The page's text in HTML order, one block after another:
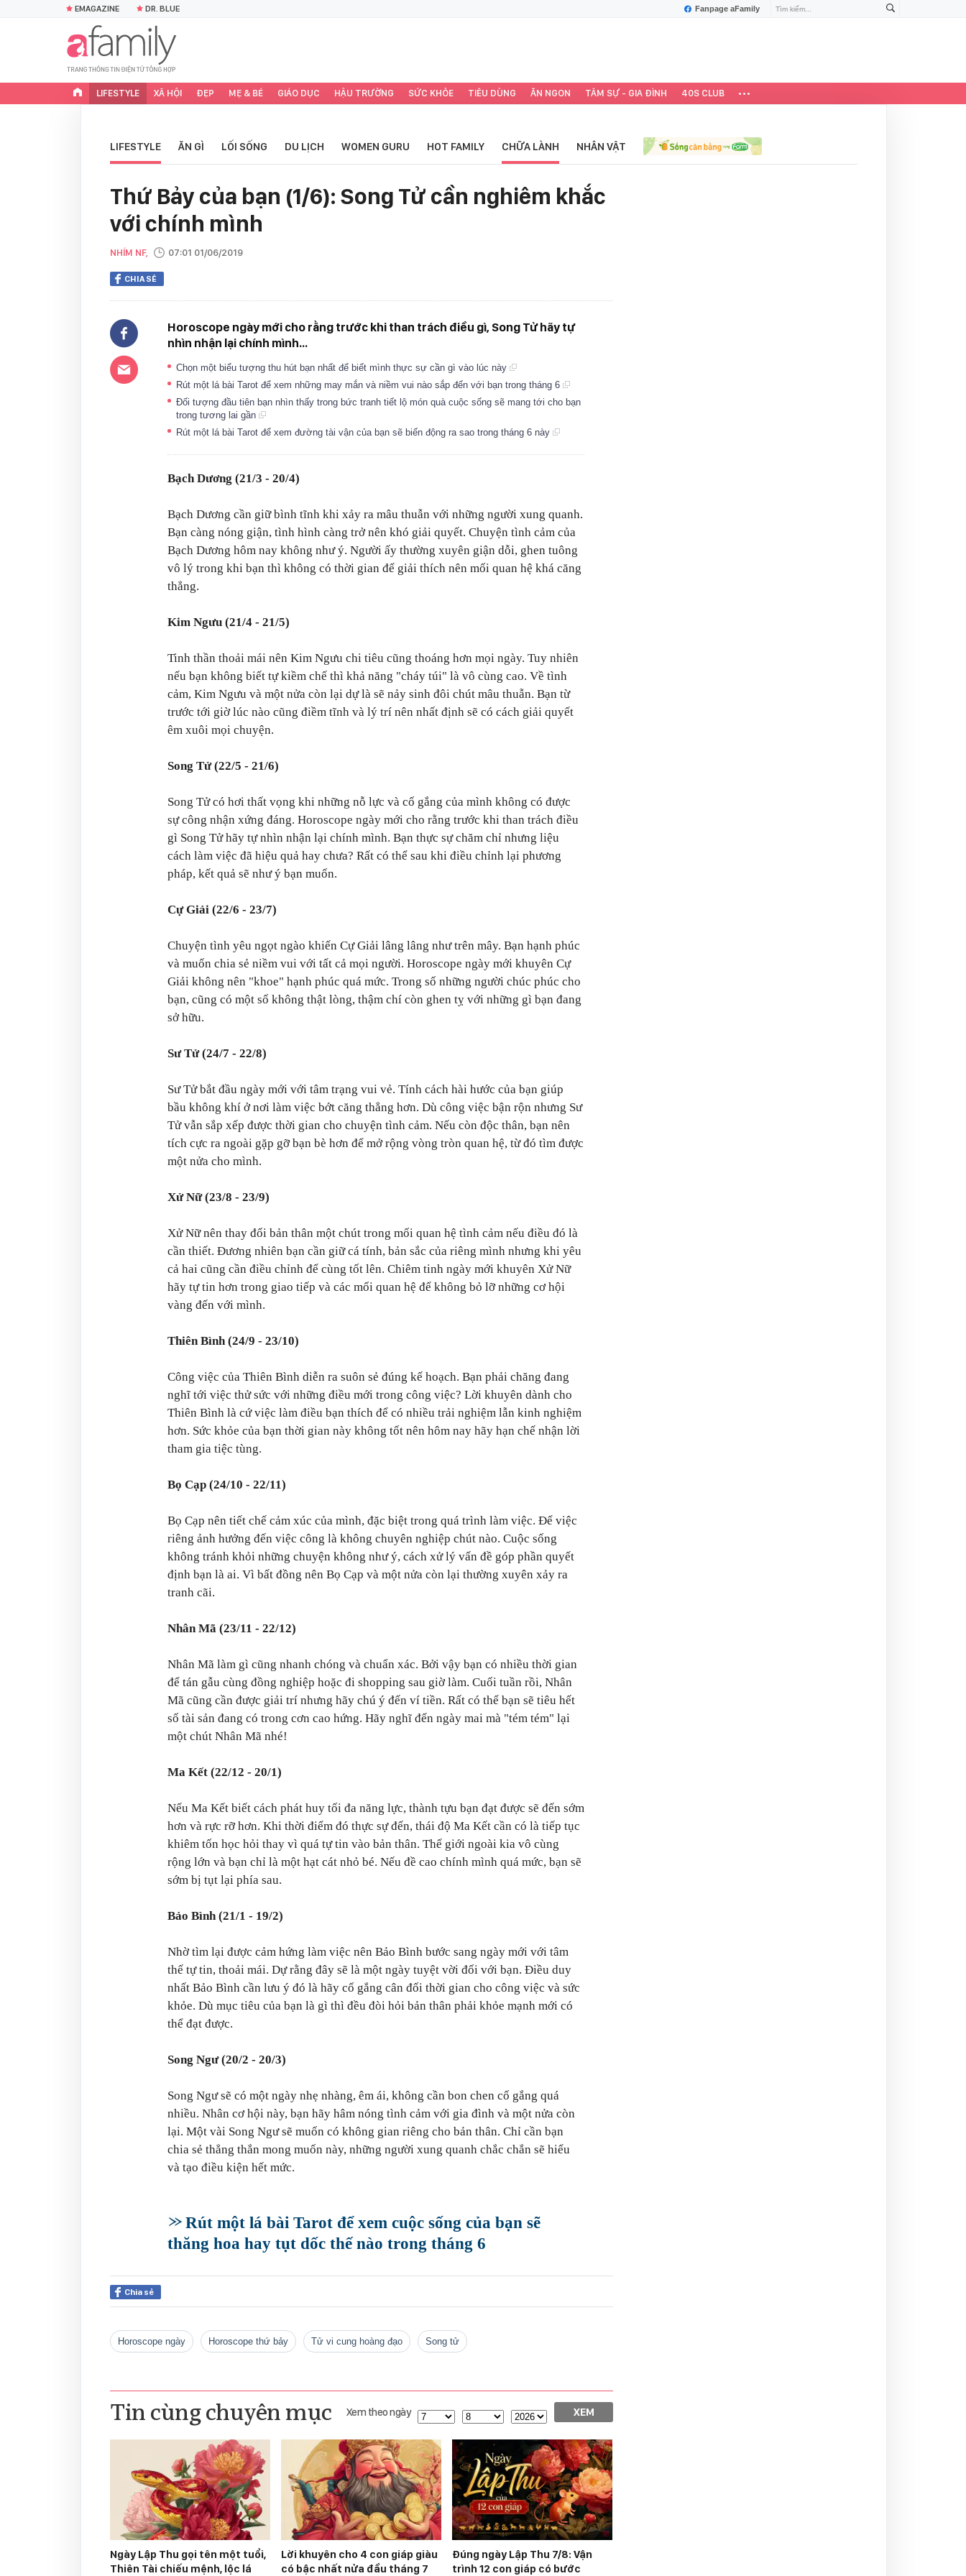
Fanpage aFamily
EMAGAZINE DR. BLUE
LIFESTYLE XÃ HỘI ĐẸP MẸ & BÉ GIÁO DỤC HẬU TRƯỜNG SỨC KHỎE TIÊU DÙNG ĂN NGON TÂM SỰ - GIA ĐÌNH 40S CLUB
LIFESTYLE ĂN GÌ LỐI SỐNG DU LỊCH WOMEN GURU HOT FAMILY CHỮA LÀNH NHÂN VẬT
Thứ Bảy của bạn (1/6): Song Tử cần nghiêm khắc
với chính mình
NHÍM NF, 07:01 01/06/2019
CHIA SẺ
Horoscope ngày mới cho rằng trước khi than trách điều gì, Song Tử hãy tự
nhìn nhận lại chính mình...
Chọn một biểu tượng thu hút bạn nhất để biết mình thực sự cần gì vào lúc này
Rút một lá bài Tarot để xem những may mắn và niềm vui nào sắp đến với bạn trong tháng 6
Đối tượng đầu tiên bạn nhìn thấy trong bức tranh tiết lộ món quà cuộc sống sẽ mang tới cho bạn
trong tương lai gần
Rút một lá bài Tarot để xem đường tài vận của bạn sẽ biến động ra sao trong tháng 6 này
Bạch Dương (21/3 - 20/4)
Bạch Dương cần giữ bình tĩnh khi xảy ra mâu thuẫn với những người xung quanh.
Bạn càng nóng giận, tình hình càng trở nên khó giải quyết. Chuyện tình cảm của
Bạch Dương hôm nay không như ý. Người ấy thường xuyên giận dỗi, ghen tuông
vô lý trong khi bạn thì không có thời gian để giải thích nên mối quan hệ khá căng
thẳng.
Kim Ngưu (21/4 - 21/5)
Tinh thần thoải mái nên Kim Ngưu chi tiêu cũng thoáng hơn mọi ngày. Tuy nhiên
nếu bạn không biết tự kiềm chế thì khả năng "cháy túi" là vô cùng cao. Về tình
cảm, Kim Ngưu và một nửa còn lại dự là sẽ nảy sinh đôi chút mâu thuẫn. Bạn từ
trước tới giờ lúc nào cũng điềm tĩnh và lý trí nên nhất định sẽ có cách giải quyết
êm xuôi mọi chuyện.
Song Tử (22/5 - 21/6)
Song Tử có hơi thất vọng khi những nỗ lực và cố gắng của mình không có được
sự công nhận xứng đáng. Horoscope ngày mới cho rằng trước khi than trách điều
gì Song Tử hãy tự nhìn nhận lại chính mình. Bạn thực sự chăm chỉ nhưng liệu
cách làm việc đã hiệu quả hay chưa? Rất có thể sau khi điều chỉnh lại phương
pháp, kết quả sẽ như ý bạn muốn.
Cự Giải (22/6 - 23/7)
Chuyện tình yêu ngọt ngào khiến Cự Giải lâng lâng như trên mây. Bạn hạnh phúc
và muốn chia sẻ niềm vui với tất cả mọi người. Horoscope ngày mới khuyên Cự
Giải không nên "khoe" hạnh phúc quá mức. Trong số những người chúc phúc cho
bạn, cũng có một số không thật lòng, thậm chí còn ghen tỵ với những gì bạn đang
sở hữu.
Sư Tử (24/7 - 22/8)
Sư Tử bắt đầu ngày mới với tâm trạng vui vẻ. Tính cách hài hước của bạn giúp
bầu không khí ở nơi làm việc bớt căng thẳng hơn. Dù công việc bận rộn nhưng Sư
Tử vẫn sắp xếp được thời gian cho chuyện tình cảm. Nếu còn độc thân, bạn nên
tích cực ra ngoài gặp gỡ bạn bè hơn để mở rộng vòng tròn quan hệ, từ đó tìm được
một nửa cho mình.
Xử Nữ (23/8 - 23/9)
Xử Nữ nên thay đổi bản thân một chút trong mối quan hệ tình cảm nếu điều đó là
cần thiết. Đương nhiên bạn cần giữ cá tính, bản sắc của riêng mình nhưng khi yêu
cả hai cũng cần điều chỉnh để cùng tốt lên. Chiêm tinh ngày mới khuyên Xử Nữ
hãy tự tin hơn trong giao tiếp và các mối quan hệ để không bỏ lỡ những cơ hội
vàng đến với mình.
Thiên Bình (24/9 - 23/10)
Công việc của Thiên Bình diễn ra suôn sẻ đúng kế hoạch. Bạn phải chăng đang
nghĩ tới việc thử sức với những điều mới trong công việc? Lời khuyên dành cho
Thiên Bình là cứ việc làm điều bạn thích để có nhiều trải nghiệm lẫn kinh nghiệm
hơn. Sức khỏe của bạn thời gian này không tốt nên hôm nay hãy hạn chế nhận lời
tham gia tiệc tùng.
Bọ Cạp (24/10 - 22/11)
Bọ Cạp nên tiết chế cảm xúc của mình, đặc biệt trong quá trình làm việc. Để việc
riêng ảnh hưởng đến việc công là không chuyên nghiệp chút nào. Cuộc sống
không tránh khỏi những chuyện không như ý, cách xử lý vấn đề góp phần quyết
định bạn là ai. Vì bất đồng nên Bọ Cạp và một nửa còn lại thường xuyên xảy ra
tranh cãi.
Nhân Mã (23/11 - 22/12)
Nhân Mã làm gì cũng nhanh chóng và chuẩn xác. Bởi vậy bạn có nhiều thời gian
để tán gẫu cùng đồng nghiệp hoặc đi shopping sau giờ làm. Cuối tuần rồi, Nhân
Mã cũng cần được giải trí nhưng hãy chú ý đến ví tiền. Rất có thể bạn sẽ tiêu hết
số tài sản đang có trong cơn cao hứng. Hãy nghĩ đến ngày mai mà "tém tém" lại
một chút Nhân Mã nhé!
Ma Kết (22/12 - 20/1)
Nếu Ma Kết biết cách phát huy tối đa năng lực, thành tựu bạn đạt được sẽ đến sớm
hơn và rực rỡ hơn. Khi thời điểm đó thực sự đến, thái độ Ma Kết cần có là tiếp tục
khiêm tốn học hỏi thay vì quá tự tin vào bản thân. Thế giới ngoài kia vô cùng
rộng lớn và bạn chỉ là một hạt cát nhỏ bé. Nếu đề cao chính mình quá mức, bạn sẽ
sớm bị tụt lại phía sau.
Bảo Bình (21/1 - 19/2)
Nhờ tìm lại được cảm hứng làm việc nên Bảo Bình bước sang ngày mới với tâm
thế tự tin, thoải mái. Dự rằng đây sẽ là một ngày tuyệt vời đối với bạn. Điều duy
nhất Bảo Bình cần lưu ý đó là hãy cố gắng cân đối thời gian cho công việc và sức
khỏe. Dù mục tiêu của bạn là gì thì đều đòi hỏi bản thân phải khỏe mạnh mới có
thể đạt được.
Song Ngư (20/2 - 20/3)
Song Ngư sẽ có một ngày nhẹ nhàng, êm ái, không cần bon chen cố gắng quá
nhiều. Nhân cơ hội này, bạn hãy hâm nóng tình cảm với gia đình và một nửa còn
lại. Một vài Song Ngư sẽ muốn có không gian riêng cho bản thân. Chỉ cần bạn
chia sẻ thẳng thắn mong muốn này, những người xung quanh chắc chắn sẽ hiểu
và tạo điều kiện hết mức.
Rút một lá bài Tarot để xem cuộc sống của bạn sẽ
thăng hoa hay tụt dốc thế nào trong tháng 6
Chia sẻ
horoscope ngày horoscope thứ bảy tử vi cung hoàng đạo song tử
Tin cùng chuyên mục Xem theo ngày XEM
Ngày Lập Thu gọi tên một tuổi,
Thiên Tài chiếu mệnh, lộc lá
Lời khuyên cho 4 con giáp giàu
có bậc nhất nửa đầu tháng 7
Đúng ngày Lập Thu 7/8: Vận
trình 12 con giáp có bước